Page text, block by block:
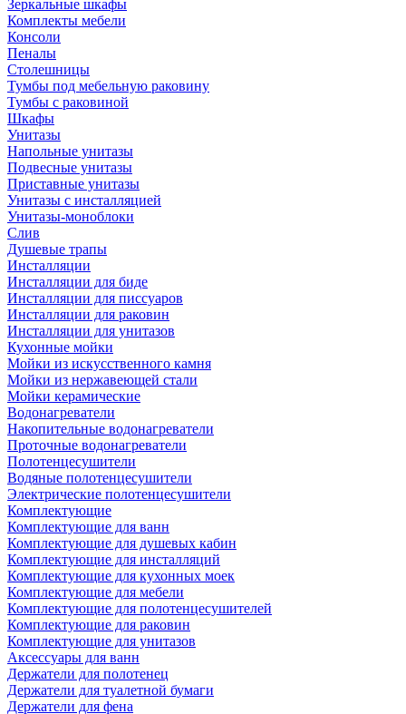
Зеркальные шкафы
Комплекты мебели
Консоли
Пеналы
Столешницы
Тумбы под мебельную раковину
Тумбы с раковиной
Шкафы
Унитазы
Напольные унитазы
Подвесные унитазы
Приставные унитазы
Унитазы с инсталляцией
Унитазы-моноблоки
Слив
Душевые трапы
Инсталляции
Инсталляции для биде
Инсталляции для писсуаров
Инсталляции для раковин
Инсталляции для унитазов
Кухонные мойки
Мойки из искусственного камня
Мойки из нержавеющей стали
Мойки керамические
Водонагреватели
Накопительные водонагреватели
Проточные водонагреватели
Полотенцесушители
Водяные полотенцесушители
Электрические полотенцесушители
Комплектующие
Комплектующие для ванн
Комплектующие для душевых кабин
Комплектующие для инсталляций
Комплектующие для кухонных моек
Комплектующие для мебели
Комплектующие для полотенцесушителей
Комплектующие для раковин
Комплектующие для унитазов
Аксессуары для ванн
Держатели для полотенец
Держатели для туалетной бумаги
Держатели для фена